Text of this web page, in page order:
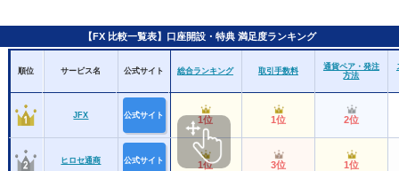
【FX 比較一覧表】口座開設・特典 満足度ランキング
順位 サービス名 公式サイト 総合ランキング 取引手数料
通貨ペア・発注
方法
JFX 公式サイト 1位 1位 2位
ヒロセ通商 公式サイト 1位 3位 1位